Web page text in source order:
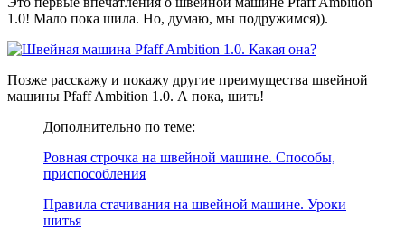
1.0! Мало пока шила. Но, думаю, мы подружимся)).
Позже расскажу и покажу другие преимущества швейной
машины Pfaff Ambition 1.0. А пока, шить!
Дополнительно по теме:
Ровная строчка на швейной машине. Способы,
приспособления
Правила стачивания на швейной машине. Уроки
шитья